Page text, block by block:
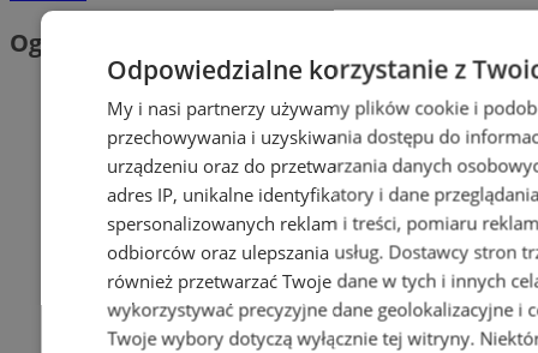
Ogłoszenia
Odpowiedzialne korzystanie z
My i nasi partnerzy używamy plików cookie i
przechowywania i uzyskiwania dostępu do
urządzeniu oraz do przetwarzania danych
adres IP, unikalne identyfikatory i dane
spersonalizowanych reklam i treści, pomiaru
odbiorców oraz ulepszania usług. Dostawcy stron
również przetwarzać Twoje dane w tych i innych
wykorzystywać precyzyjne dane geolokalizacyjne i
Twoje wybory dotyczą wyłącznie tej witryny.